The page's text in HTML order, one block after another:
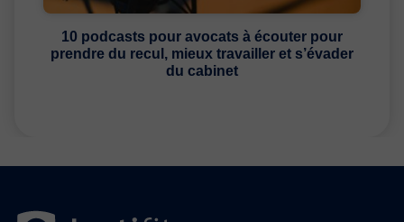
10 podcasts pour avocats à écouter pour
prendre du recul, mieux travailler et s’évader
du cabinet